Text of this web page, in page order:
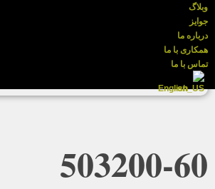
وبلاگ
جوایز
درباره ما
همکاری با ما
تماس با ما
English
503200-60